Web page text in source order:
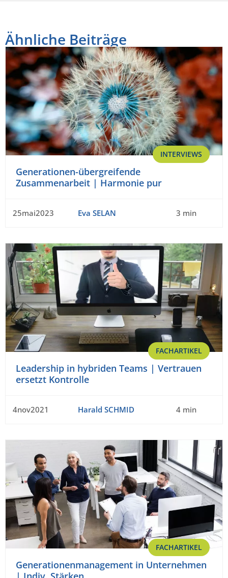
Ähnliche Beiträge
INTERVIEWS
Generationen-übergreifende
Zusammenarbeit | Harmonie pur
25mai2023 Eva SELAN 3 min
FACHARTIKEL
Leadership in hybriden Teams | Vertrauen
ersetzt Kontrolle
4nov2021 Harald SCHMID 4 min
FACHARTIKEL
Generationenmanagement in Unternehmen